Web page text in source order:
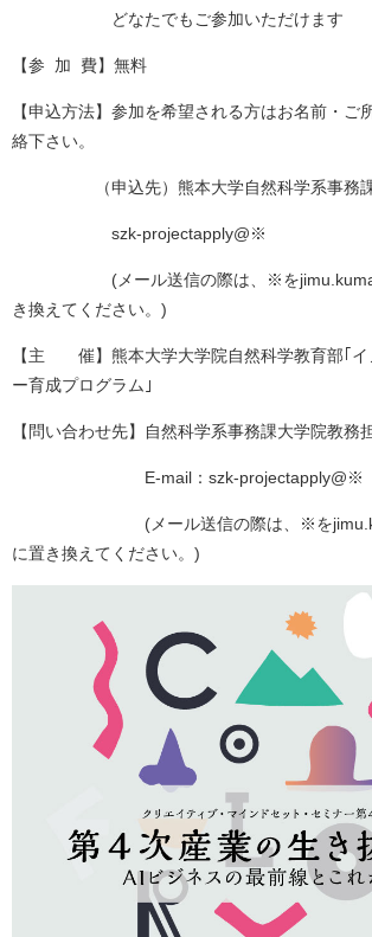
どなたでもご参加いただけます
【参 加 費】無料
【申込方法】参加を希望される方はお名前・ご
絡下さい。
（申込先）熊本大学自然科学系事務課
szk-projectapply@※
(メール送信の際は、※を
き換えてください。)
【主 催】熊本大学大学院自然科学教育部｢イ
ー育成プログラム｣
【問い合わせ先】自然科学系事務課大学院教務
E-mail：szk-projectapply@※
(メール送信の際は、※を
に置き換えてください。)
キャンパスマップ
運用ポリシー
学内向け情報